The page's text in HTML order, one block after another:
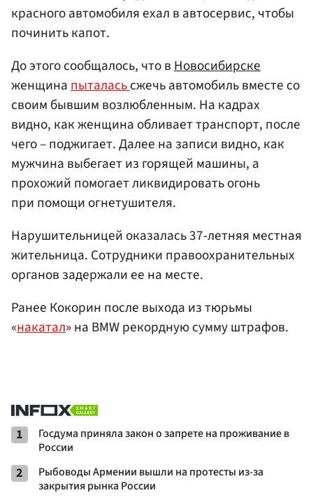
красного автомобиля ехал в автосервис, чтобы
починить капот.
До этого сообщалось, что вНовосибирске
женщинапыталасьсжечь автомобиль вместе со
своим бывшим возлюбленным. На кадрах
видно, как женщина обливает транспорт, после
чего – поджигает. Далее на записи видно, как
мужчина выбегает из горящей машины, а
прохожий помогает ликвидировать огонь
при помощи огнетушителя.
Нарушительницей оказалась 37-летняя местная
жительница. Сотрудники правоохранительных
органов задержали ее на месте.
Ранее Кокорин после выхода из тюрьмы
«накатал» на BMW рекордную сумму штрафов.
1
Госдума приняла закон о запрете на проживание в
России
2
Рыбоводы Армении вышли на протесты из-за
закрытия рынка России